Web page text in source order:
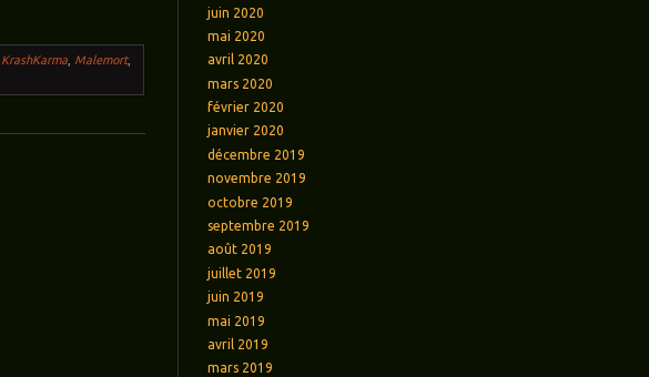
KrashKarma Malemort,
juin 2020
mai 2020
avril 2020
mars 2020
février 2020
janvier 2020
décembre 2019
novembre 2019
octobre 2019
septembre 2019
août 2019
juillet 2019
juin 2019
mai 2019
avril 2019
mars 2019